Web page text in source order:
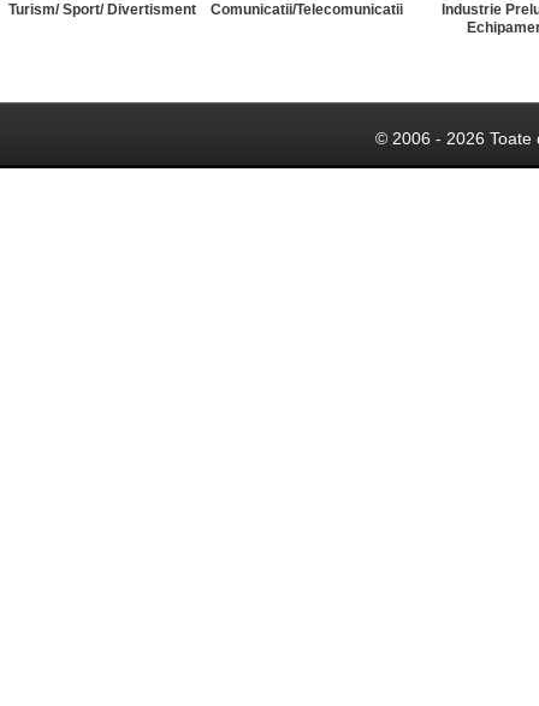
Turism/ Sport/ Divertisment Comunicatii/Telecomunicatii
Industrie
© 2006 - 2026